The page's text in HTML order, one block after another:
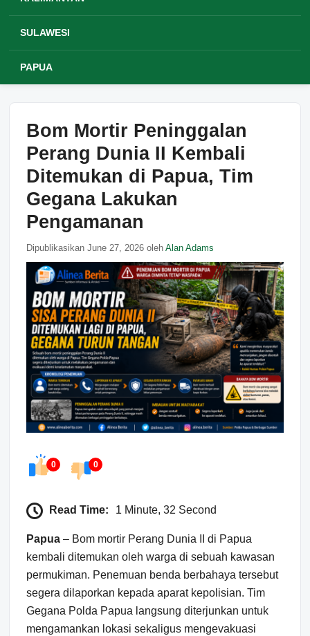
SULAWESI
PAPUA
Bom Mortir Peninggalan
Perang Dunia II Kembali
Ditemukan di Papua, Tim
Gegana Lakukan
Pengamanan
Dipublikasikan June 27, 2026 olehAlan Adams
0 0
Read Time: 1 Minute, 32 Second
Papua – Bom mortir Perang Dunia II di Papua
kembali ditemukan oleh warga di sebuah kawasan
permukiman. Penemuan benda berbahaya tersebut
segera dilaporkan kepada aparat kepolisian. Tim
Gegana Polda Papua langsung diterjunkan untuk
mengamankan lokasi sekaligus mengevakuasi